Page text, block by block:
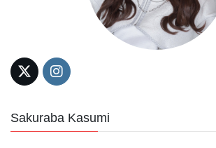
Sakuraba Kasumi